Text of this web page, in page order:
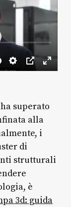
superato
alla
i
di
strutturali
è
3d: guida